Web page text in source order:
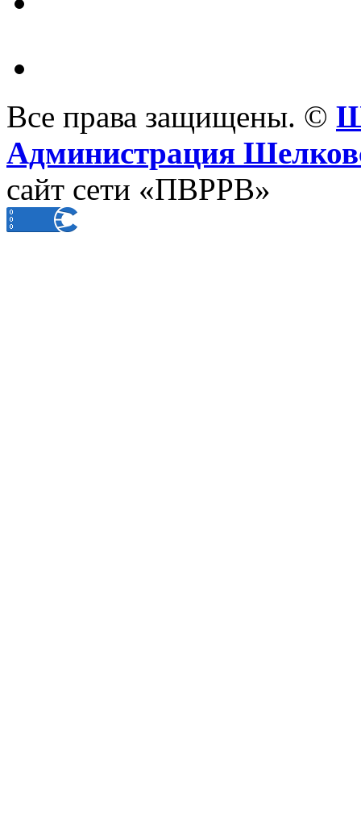
Все права защищены. ©
Администрация
сайт сети «ПВРРВ»